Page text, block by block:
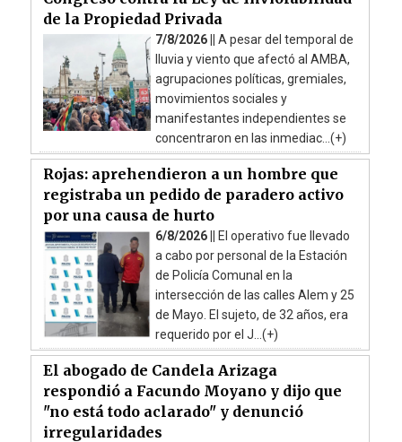
de la Propiedad Privada
7/8/2026 || A pesar del temporal de
lluvia y viento que afectó al AMBA,
agrupaciones políticas, gremiales,
movimientos sociales y
manifestantes independientes se
concentraron en las inmediac...(+)
Rojas: aprehendieron a un hombre que
registraba un pedido de paradero activo
por una causa de hurto
6/8/2026 ||
El operativo fue llevado
a cabo por personal de la Estación
de Policía Comunal en la
intersección de las calles Alem y 25
de Mayo. El sujeto, de 32 años, era
requerido por el J...(+)
El abogado de Candela Arizaga
respondió a Facundo Moyano y dijo que
"no está todo aclarado" y denunció
irregularidades